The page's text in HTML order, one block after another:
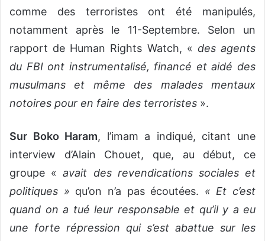
comme des terroristes ont été manipulés,
notamment après le 11-Septembre. Selon un
rapport de Human Rights Watch, « des agents
du FBI ont instrumentalisé, financé et aidé des
musulmans et même des malades mentaux
notoires pour en faire des terroristes ».
Sur Boko Haram, l’imam a indiqué, citant une
interview d’Alain Chouet, que, au début, ce
groupe «avait des revendications sociales et
politiques » qu’on n’a pas écoutées. « Et c’est
quand on a tué leur responsable et qu’il y a eu
une forte répression qui s’est abattue sur les